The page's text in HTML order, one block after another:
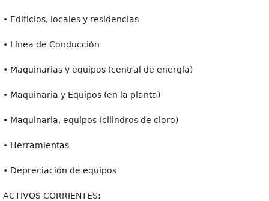
• Edificios, locales y residencias
• Línea de Conducción
• Maquinarias y equipos (central de energía)
• Maquinaria y Equipos (en la planta)
• Maquinaria, equipos (cilindros de cloro)
• Herramientas
• Depreciación de equipos
ACTIVOS CORRIENTES: